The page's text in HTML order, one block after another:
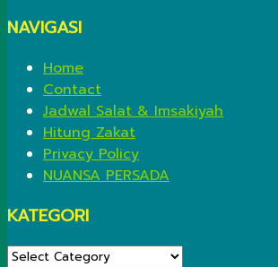
NAVIGASI
Home
Contact
Jadwal Salat & Imsakiyah
Hitung Zakat
Privacy Policy
NUANSA PERSADA
KATEGORI
KATEGORI